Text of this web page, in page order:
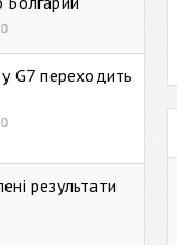
0
G7 переходить
0
результати